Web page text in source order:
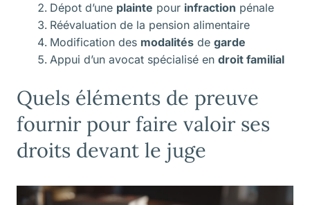
Dépot d’une plainte pour infraction pénale
Réévaluation de la pension alimentaire
Modification des modalités de garde
Appui d’un avocat spécialisé en droit familial
Quels éléments de preuve
fournir pour faire valoir ses
droits devant le juge